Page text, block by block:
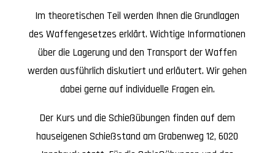
Im theoretischen Teil werden Ihnen die Grundlagen
des Waffengesetzes erklärt. Wichtige Informationen
über die Lagerung und den Transport der Waffen
werden ausführlich diskutiert und erläutert. Wir gehen
dabei gerne auf individuelle Fragen ein.
Der Kurs und die Schießübungen finden auf dem
hauseigenen Schießstand am Grabenweg 12, 6020